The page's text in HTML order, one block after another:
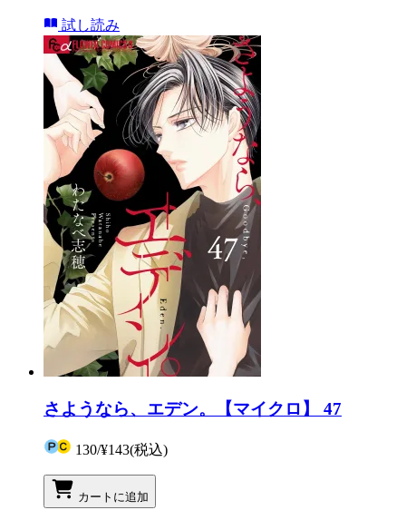
試し読み
さようなら、エデン。【マイクロ】 47
130/¥143(税込)
カートに追加